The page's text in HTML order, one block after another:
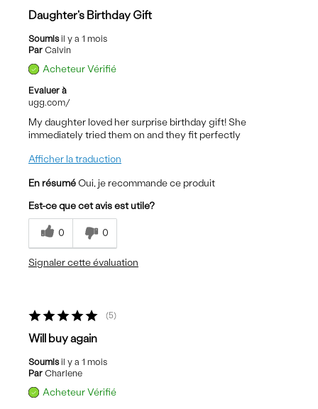
Daughter's Birthday Gift
Soumisil y a 1 mois
Par Calvin
Acheteur Vérifié
Evaluer à
ugg.com/
My daughter loved her surprise birthday gift! She
immediately tried them on and they fit perfectly
Afficher la traduction
En résumé Oui, je recommande ce produit
Est-ce que cet avis est utile?
0 0
Signaler cette évaluation
5
Will buy again
Soumisil y a 1 mois
Par Charlene
Acheteur Vérifié